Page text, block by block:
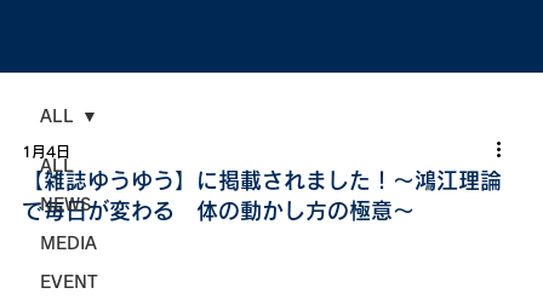
ALL
NEWS
MEDIA
EVENT
ALL
【雑誌ゆうゆう】に掲載されました！～鴻江理論
で毎日が変わる 体の動かし方の極意～
1月4日